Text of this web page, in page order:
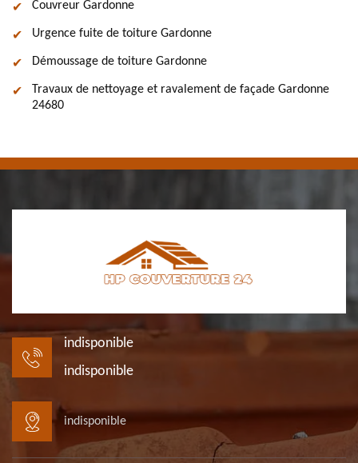
Couvreur Gardonne
Urgence fuite de toiture Gardonne
Démoussage de toiture Gardonne
Travaux de nettoyage et ravalement de façade Gardonne
24680
indisponible
indisponible
indisponible